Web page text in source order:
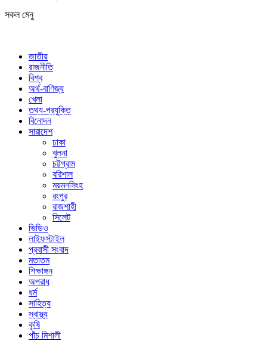
সকল মেনু
জাতীয়
রাজনীতি
বিশ্ব
অর্থ-বাণিজ্য
খেলা
তথ্য-প্রযুক্তি
বিনোদন
সারাদেশ
ঢাকা
খুলনা
চট্টগ্রাম
বরিশাল
ময়মনসিংহ
রংপুর
রাজশাহী
সিলেট
ভিডিও
লাইফস্টাইল
প্রবাসী সংবাদ
মতাতম
শিক্ষাঙ্গন
অপরাধ
ধর্ম
সাহিত্য
স্বাস্থ্য
কৃষি
পাঁচ মিশালী